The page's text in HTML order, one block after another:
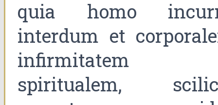
quia homo
interdum et
infirmitatem
spiritualem,